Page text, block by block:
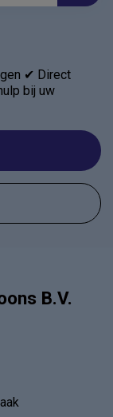
✔ Direct
bij uw
B.V.